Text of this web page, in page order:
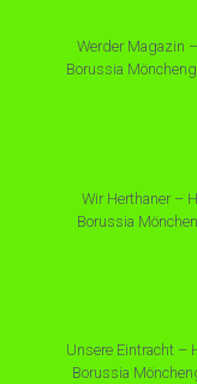
Werder Magazin
Borussia
Wir Herthaner –
Borussia
Unsere Eintracht –
Borussia